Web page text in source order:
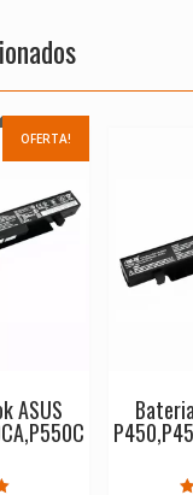
OFERTA!
ASUS